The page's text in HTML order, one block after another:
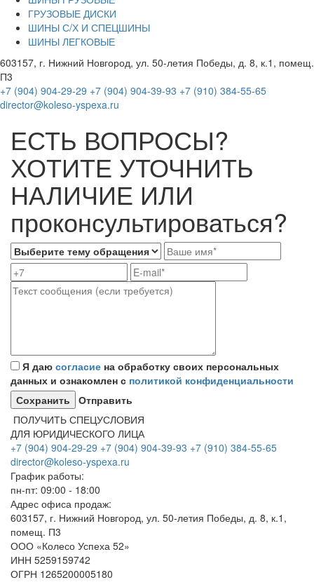
ГРУЗОВЫЕ ДИСКИ
ШИНЫ С/Х И СПЕЦШИНЫ
ШИНЫ ЛЕГКОВЫЕ
603157, г. Нижний Новгород, ул. 50-летия Победы, д. 8, к.1, помещ.
П3
+7 (904) 904-29-29 +7 (904) 904-39-93 +7 (910) 384-55-65
director@koleso-yspexa.ru
ЕСТЬ ВОПРОСЫ?
ХОТИТЕ УТОЧНИТЬ
НАЛИЧИЕ ИЛИ
проконсультироваться?
Я даю согласие на обработку своих персональных
данных и ознакомлен с политикой конфиденциальности
Отправить
ПОЛУЧИТЬ СПЕЦУСЛОВИЯ
ДЛЯ ЮРИДИЧЕСКОГО ЛИЦА
+7 (904) 904-29-29 +7 (904) 904-39-93 +7 (910) 384-55-65
director@koleso-yspexa.ru
График работы:
пн-пт: 09:00 - 18:00
Адрес офиса продаж:
603157, г. Нижний Новгород, ул. 50-летия Победы, д. 8, к.1,
помещ. П3
ООО «Колесо Успеха 52»
ИНН 5259159742
ОГРН 1265200005180